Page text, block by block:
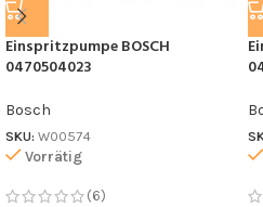
Einspritzpumpe BOSCH
0470504023
Bosch
SKU: W00574
Vorrätig
(6)